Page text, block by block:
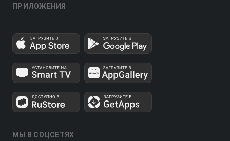
ПРИЛОЖЕНИЯ
МЫ В СОЦСЕТЯХ